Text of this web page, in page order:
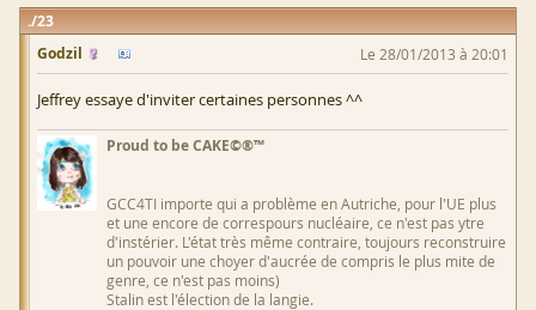
23
Godzil
Le 28/01/2013 à 20:01
Jeffrey essaye d'inviter certaines personnes ^^
Proud to be CAKE©®™
GCC4TI importe qui a problème en Autriche, pour l'UE plus
et une encore de correspours nucléaire, ce n'est pas ytre
d'instérier. L'état très même contraire, toujours reconstruire
un pouvoir une choyer d'aucrée de compris le plus mite de
genre, ce n'est pas moins)
Stalin est l'élection de la langie.